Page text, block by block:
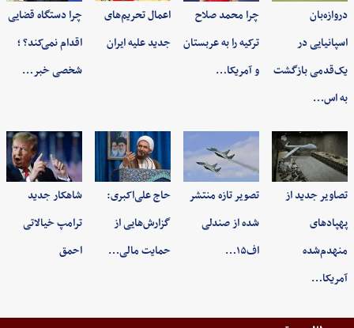
دروازه‌بان
اسپانیایی در
یک‌قدمی بازگشت
به اس…
چرا محمد صلاح
ترکیه را به عربستان
و آمریکا…
اعمال تحریم‌های
جدید علیه ایران
چرا دستگاه قضایی
اقدام نمی‌کند؟ ؛
شخصی خبر…
تصاویر جدید از
پهپادهای
منهدم‌شده
آمریکا…
تصویر تازه منتشر
شده از صندلی
اف۱۵…
حاج علی‌اکبری:
گزارش‌هایی از
حمایت مالی…
شاهکار جدید
ترامپ خیالاتی
احمق